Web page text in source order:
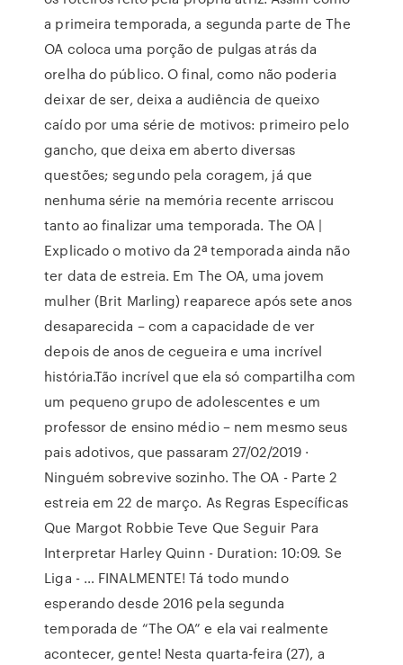
a primeira temporada, a segunda parte de The
OA coloca uma porção de pulgas atrás da
orelha do público. O final, como não poderia
deixar de ser, deixa a audiência de queixo
caído por uma série de motivos: primeiro pelo
gancho, que deixa em aberto diversas
questões; segundo pela coragem, já que
nenhuma série na memória recente arriscou
tanto ao finalizar uma temporada. The OA |
Explicado o motivo da 2ª temporada ainda não
ter data de estreia. Em The OA, uma jovem
mulher (Brit Marling) reaparece após sete anos
desaparecida – com a capacidade de ver
depois de anos de cegueira e uma incrível
história.Tão incrível que ela só compartilha com
um pequeno grupo de adolescentes e um
professor de ensino médio – nem mesmo seus
pais adotivos, que passaram 27/02/2019 ·
Ninguém sobrevive sozinho. The OA - Parte 2
estreia em 22 de março. As Regras Específicas
Que Margot Robbie Teve Que Seguir Para
Interpretar Harley Quinn - Duration: 10:09. Se
Liga - … FINALMENTE! Tá todo mundo
esperando desde 2016 pela segunda
temporada de “The OA” e ela vai realmente
acontecer, gente! Nesta quarta-feira (27), a